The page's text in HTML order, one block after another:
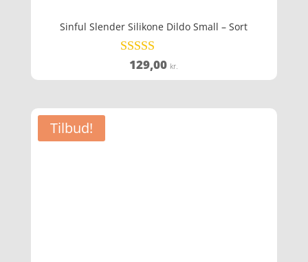
Sinful Slender Silikone Dildo Small – Sort
Vurderet
3.7
129,00 kr.
Tilbud!